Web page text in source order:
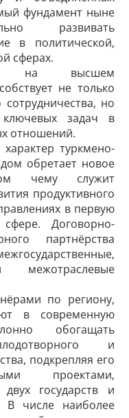
фундамент ныне
развивать
в политической,
сферах.
на высшем
не только
но
задач в
отношений.
турк­мено-
обретает новое
чему служит
продуктивного
в первую
Договорно-
партнёрства
межотраслевые
по региону,
в современную
обогащать
и
подкрепляя его
проектами,
государств и
В числе наиболее